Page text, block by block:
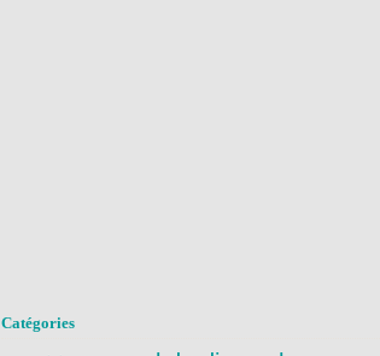
Catégories